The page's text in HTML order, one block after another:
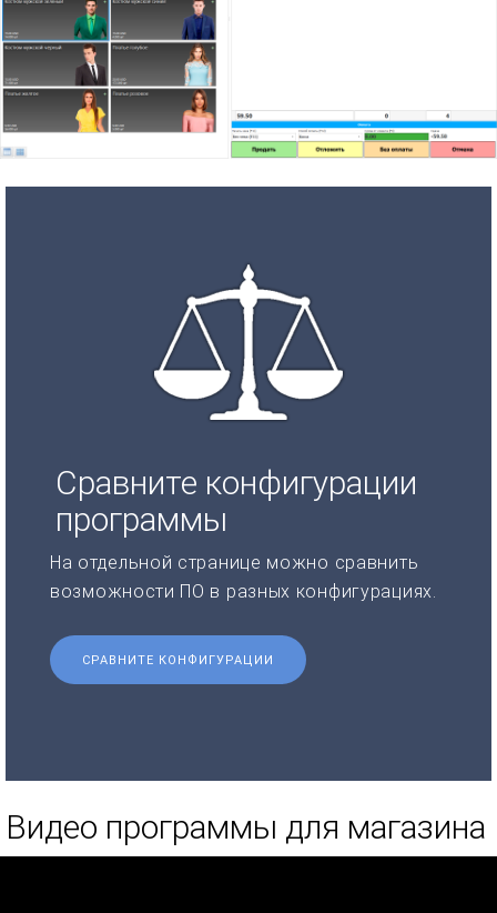
Сравните конфигурации
программы
На отдельной странице можно сравнить
возможности ПО в разных конфигурациях.
СРАВНИТЕ КОНФИГУРАЦИИ
Видео программы для магазина